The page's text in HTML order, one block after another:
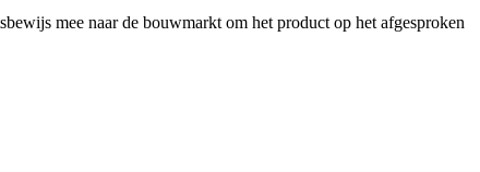
mee naar de bouwmarkt om het product op het afgesproken